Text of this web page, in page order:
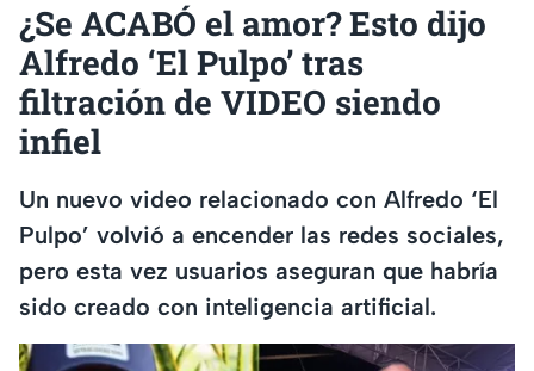
¿Se ACABÓ el amor? Esto dijo
Alfredo ‘El Pulpo’ tras
filtración de VIDEO siendo
infiel
Un nuevo video relacionado con Alfredo ‘El
Pulpo’ volvió a encender las redes sociales,
pero esta vez usuarios aseguran que habría
sido creado con inteligencia artificial.